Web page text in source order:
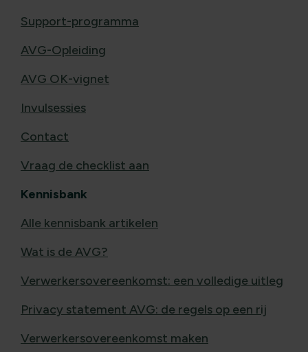
Support-programma
AVG-Opleiding
AVG OK-vignet
Invulsessies
Contact
Vraag de checklist aan
Kennisbank
Alle kennisbank artikelen
Wat is de AVG?
Verwerkersovereenkomst: een volledige uitleg
Privacy statement AVG: de regels op een rij
Verwerkersovereenkomst maken